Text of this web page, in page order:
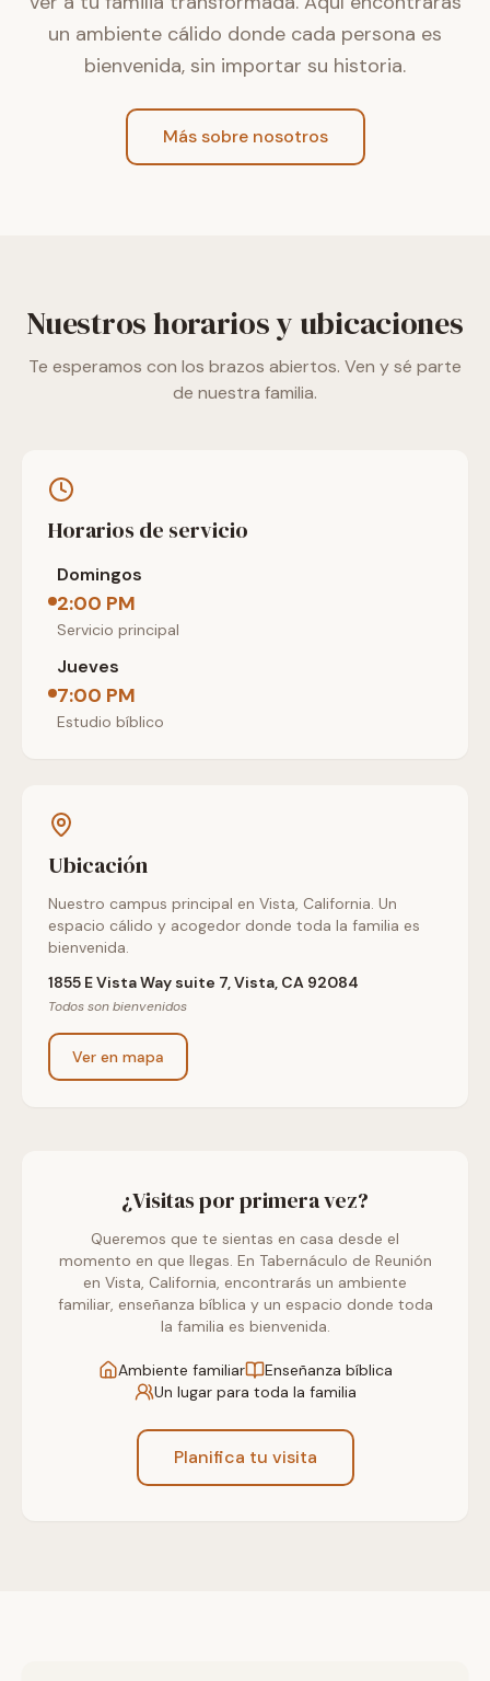
un ambiente cálido donde cada persona es
bienvenida, sin importar su historia.
Más sobre nosotros
Nuestros horarios y ubicaciones
Te esperamos con los brazos abiertos. Ven y sé parte
de nuestra familia.
Horarios de servicio
Domingos
2:00 PM
Servicio principal
Jueves
7:00 PM
Estudio bíblico
Ubicación
Nuestro campus principal en Vista, California. Un
espacio cálido y acogedor donde toda la familia es
bienvenida.
1855 E Vista Way suite 7, Vista, CA 92084
Todos son bienvenidos
Ver en mapa
¿Visitas por primera vez?
Queremos que te sientas en casa desde el
momento en que llegas. En Tabernáculo de Reunión
en Vista, California, encontrarás un ambiente
familiar, enseñanza bíblica y un espacio donde toda
la familia es bienvenida.
Ambiente familiar
Enseñanza bíblica
Un lugar para toda la familia
Planifica tu visita